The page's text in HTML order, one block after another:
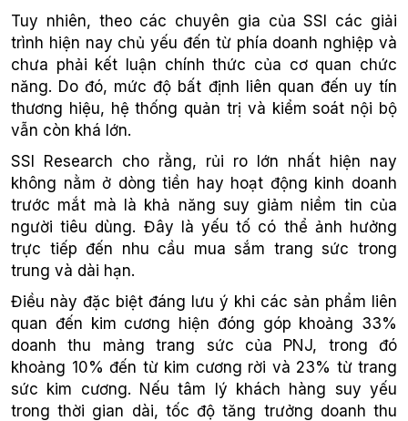
Tuy nhiên, theo các chuyên gia của SSI các giải
trình hiện nay chủ yếu đến từ phía doanh nghiệp và
chưa phải kết luận chính thức của cơ quan chức
năng. Do đó, mức độ bất định liên quan đến uy tín
thương hiệu, hệ thống quản trị và kiểm soát nội bộ
vẫn còn khá lớn.
SSI Research cho rằng, rủi ro lớn nhất hiện nay
không nằm ở dòng tiền hay hoạt động kinh doanh
trước mắt mà là khả năng suy giảm niềm tin của
người tiêu dùng. Đây là yếu tố có thể ảnh hưởng
trực tiếp đến nhu cầu mua sắm trang sức trong
trung và dài hạn.
Điều này đặc biệt đáng lưu ý khi các sản phẩm liên
quan đến kim cương hiện đóng góp khoảng 33%
doanh thu mảng trang sức của PNJ, trong đó
khoảng 10% đến từ kim cương rời và 23% từ trang
sức kim cương. Nếu tâm lý khách hàng suy yếu
trong thời gian dài, tốc độ tăng trưởng doanh thu